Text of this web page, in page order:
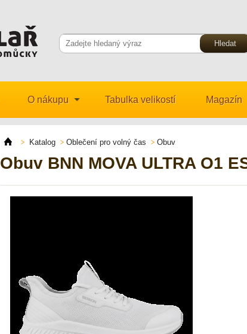
O nákupu Tabulka velikostí Magazín
Katalog Oblečení pro volný čas Obuv
Obuv BNN MOVA ULTRA O1